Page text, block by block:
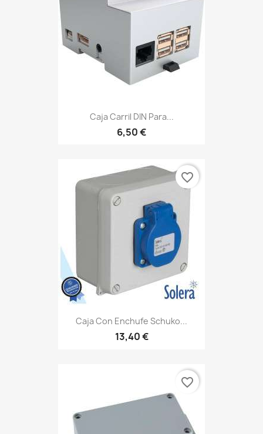
Caja Carril DIN Para...
6,50 €
Caja Con Enchufe Schuko...
13,40 €
favorite_border
favorite_border